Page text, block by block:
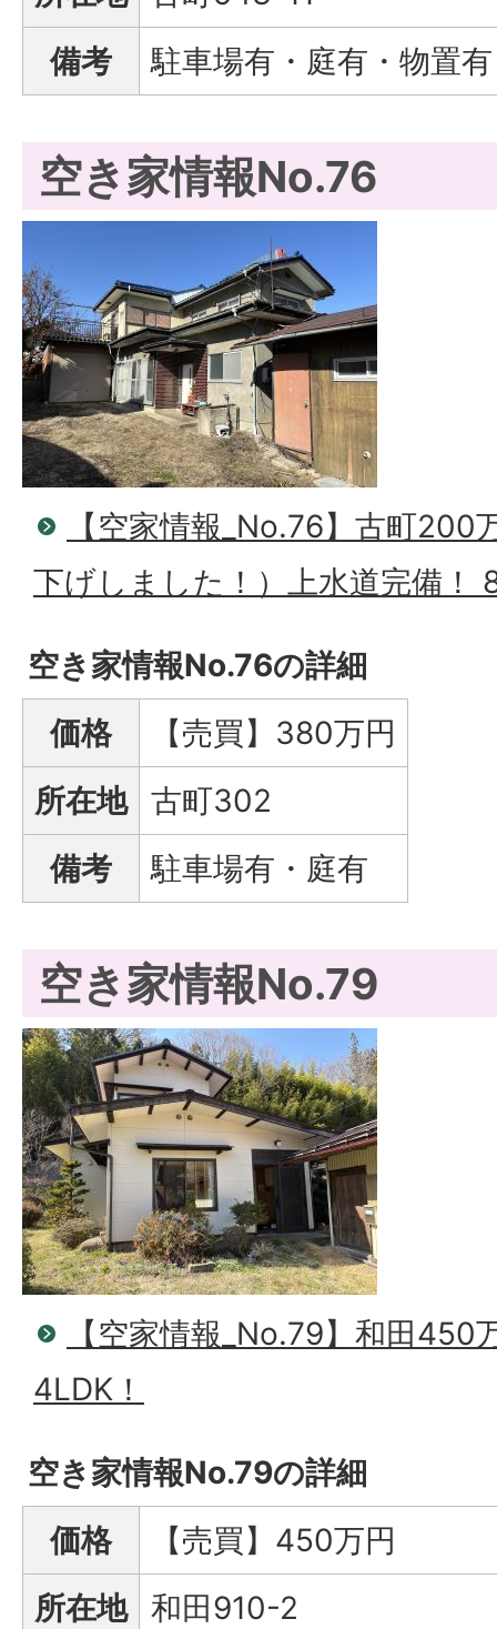
備考
駐車場有・庭有・物置有
空き家情報No.76
【空家情報_No.76】古町
下げしました！）上水道完備！
空き家情報No.76の詳細
価格
【売買】380万円
所在地
古町302
備考
駐車場有・庭有
空き家情報No.79
【空家情報_No.79】和田450
4LDK！
空き家情報No.79の詳細
価格
【売買】450万円
所在地
和田910-2